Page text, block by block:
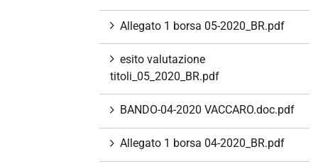
Allegato 1 borsa 05-2020_BR.pdf
esito valutazione
titoli_05_2020_BR.pdf
BANDO-04-2020 VACCARO.doc.pdf
Allegato 1 borsa 04-2020_BR.pdf